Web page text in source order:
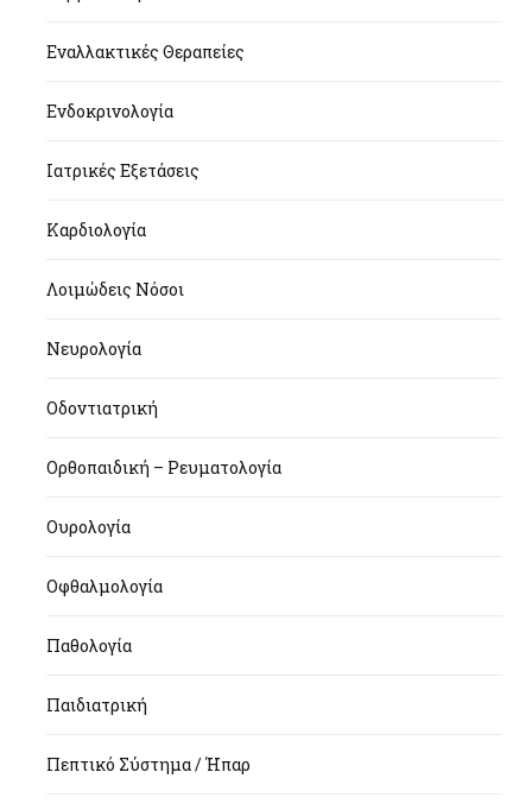
Εναλλακτικές Θεραπείες
Ενδοκρινολογία
Ιατρικές Εξετάσεις
Καρδιολογία
Λοιμώδεις Νόσοι
Νευρολογία
Οδοντιατρική
Ορθοπαιδική – Ρευματολογία
Ουρολογία
Οφθαλμολογία
Παθολογία
Παιδιατρική
Πεπτικό Σύστημα / Ήπαρ